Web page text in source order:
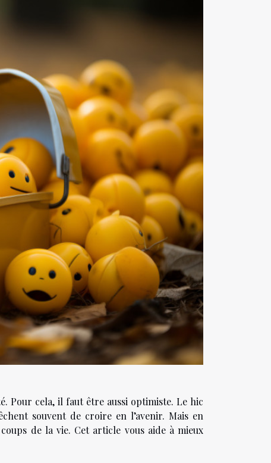
Pour cela, il faut être aussi optimiste. Le hic
souvent de croire en l’avenir. Mais en
de la vie. Cet article vous aide à mieux